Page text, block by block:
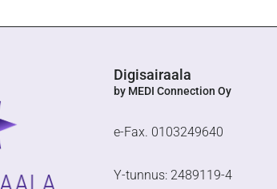
Digisairaala
by MEDI Connection Oy
e-Fax. 0103249640
Y-tunnus: 2489119-4